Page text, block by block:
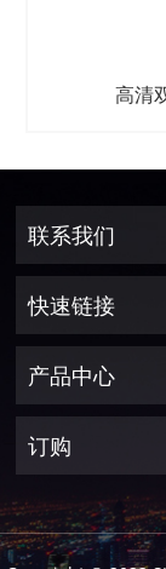
高清
联系我们
快速链接
产品中心
订购